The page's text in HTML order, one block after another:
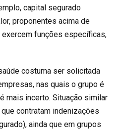
capital segurado
proponentes acima de
funções específicas,
costuma ser solicitada
nas quais o grupo é
mais incerto. Situação similar
contratam indenizações
ainda que em grupos